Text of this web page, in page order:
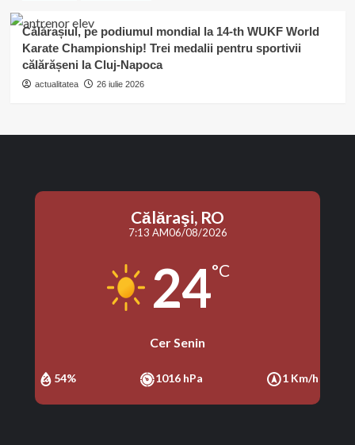
Călărașiul, pe podiumul mondial la 14-th WUKF World
Karate Championship! Trei medalii pentru sportivii
călărășeni la Cluj-Napoca
actualitatea 26 iulie 2026
Călăraşi, RO
7:13 AM06/08/2026
24°C
Cer Senin
54% 1016 hPa 1 Km/h